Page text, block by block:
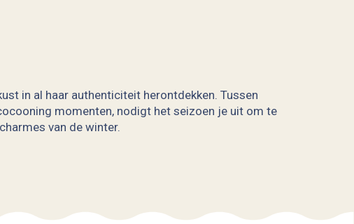
in al haar authenticiteit herontdekken. Tussen
momenten, nodigt het seizoen je uit om te
van de winter.